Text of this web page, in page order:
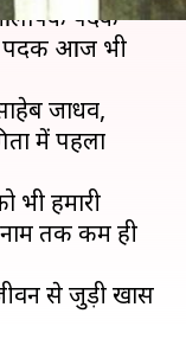
पदक
पदक आज भी
जाधव,
में पहला
भी हमारी
तक कम ही
से जुड़ी खास